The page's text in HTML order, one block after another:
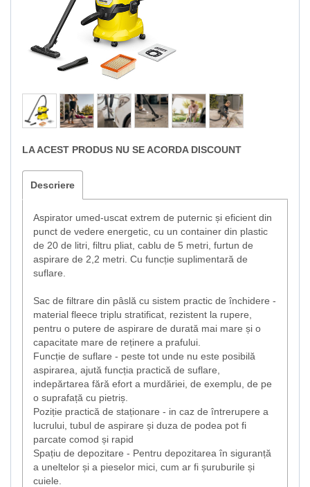
LA ACEST PRODUS NU SE ACORDA DISCOUNT
Descriere
Aspirator umed-uscat extrem de puternic și eficient din
punct de vedere energetic, cu un container din plastic
de 20 de litri, filtru pliat, cablu de 5 metri, furtun de
aspirare de 2,2 metri. Cu funcție suplimentară de
suflare.
Sac de filtrare din pâslă cu sistem practic de închidere -
material fleece triplu stratificat, rezistent la rupere,
pentru o putere de aspirare de durată mai mare și o
capacitate mare de reținere a prafului.
Funcție de suflare - peste tot unde nu este posibilă
aspirarea, ajută funcția practică de suflare,
indepărtarea fără efort a murdăriei, de exemplu, de pe
o suprafață cu pietriș.
Poziție practică de staționare - in caz de întrerupere a
lucrului, tubul de aspirare și duza de podea pot fi
parcate comod și rapid
Spațiu de depozitare - Pentru depozitarea în siguranță
a uneltelor și a pieselor mici, cum ar fi șuruburile și
cuiele.